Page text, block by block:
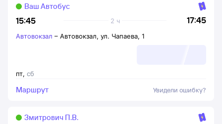
15:45 17:45
2 ч
Ваш Автобус
пт, сб
Автовокзал – Автовокзал, ул. Чапаева, 1
Маршрут Увидели ошибку?
Змитрович П.В.